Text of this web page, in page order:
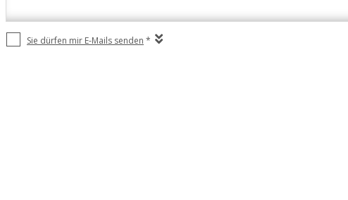
Sie dürfen mir E-Mails senden *